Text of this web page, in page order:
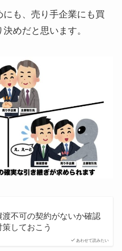
にも、売り手企業にも買
めだと思います。
あわせて読みたい
渡不可の契約がないか確認
策しておこう